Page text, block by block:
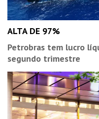
ALTA DE 97%
Petrobras tem lucro
segundo trimestre